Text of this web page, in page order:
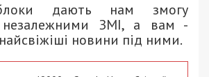
дають нам змогу
незалежними ЗМІ, а вам -
новини під ними.